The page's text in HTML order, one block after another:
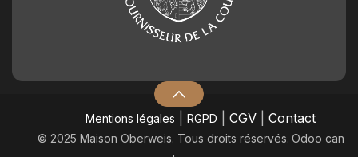
Mentions légales RGPD CGV| Contact
© 2025 Maison Oberweis. Tous droits réservés. ​Odoo can